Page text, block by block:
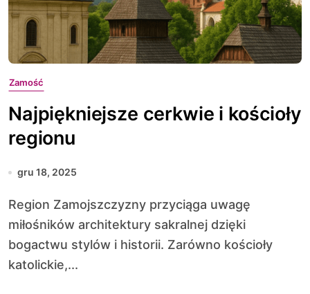
Zamość
Najpiękniejsze cerkwie i kościoły
regionu
gru 18, 2025
Region Zamojszczyzny przyciąga uwagę
miłośników architektury sakralnej dzięki
bogactwu stylów i historii. Zarówno kościoły
katolickie,...